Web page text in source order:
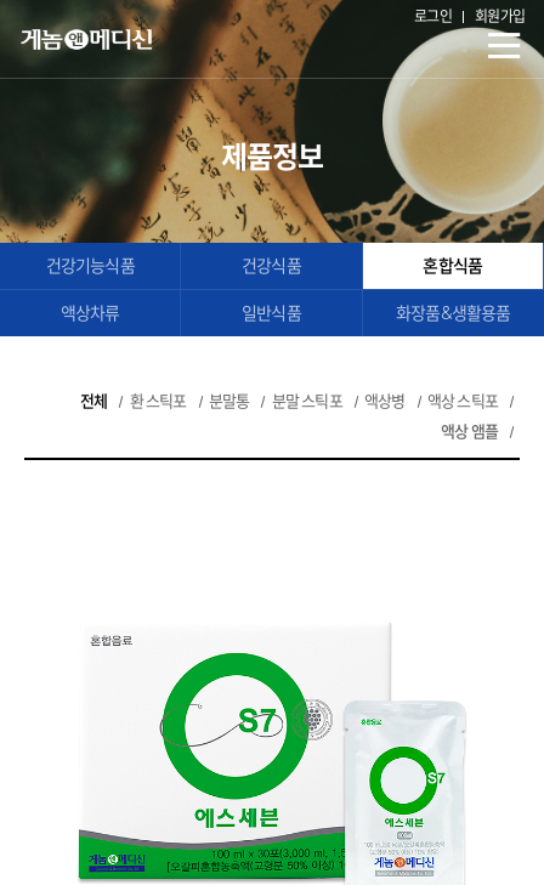
로그인 회원가입
제품정보
건강기능식품 건강식품 혼합식품
액상차류 일반식품 화장품&생활용품
전체 환 스틱포 분말통 분말 스틱포 액상병
액상 스틱포
액상 앰플